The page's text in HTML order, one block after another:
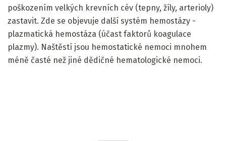
poškozením velkých krevních cév (tepny, žíly, arterioly)
zastavit. Zde se objevuje další systém hemostázy -
plazmatická hemostáza (účast faktorů koagulace
plazmy). Naštěstí jsou hemostatické nemoci mnohem
méně časté než jiné dědičné hematologické nemoci.